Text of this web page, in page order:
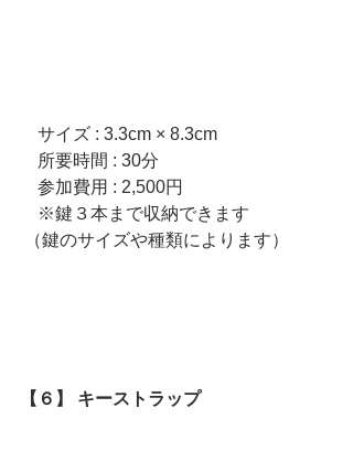
サイズ : 3.3cm × 8.3cm
所要時間 : 30分
参加費用 : 2,500円
※鍵３本まで収納できます
（鍵のサイズや種類によります）
【６】 キーストラップ